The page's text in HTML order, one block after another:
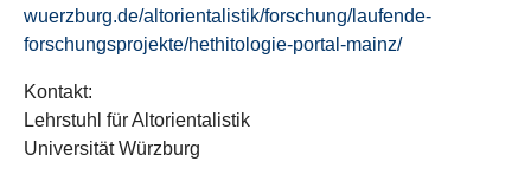
wuerzburg.de/altorientalistik/forschung/laufende-
forschungsprojekte/hethitologie-portal-mainz/
Kontakt:
Lehrstuhl für Altorientalistik
Universität Würzburg